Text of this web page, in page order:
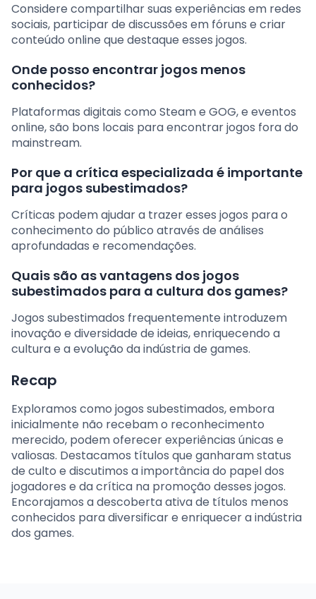
Considere compartilhar suas experiências em redes
sociais, participar de discussões em fóruns e criar
conteúdo online que destaque esses jogos.
Onde posso encontrar jogos menos
conhecidos?
Plataformas digitais como Steam e GOG, e eventos
online, são bons locais para encontrar jogos fora do
mainstream.
Por que a crítica especializada é importante
para jogos subestimados?
Críticas podem ajudar a trazer esses jogos para o
conhecimento do público através de análises
aprofundadas e recomendações.
Quais são as vantagens dos jogos
subestimados para a cultura dos games?
Jogos subestimados frequentemente introduzem
inovação e diversidade de ideias, enriquecendo a
cultura e a evolução da indústria de games.
Recap
Exploramos como jogos subestimados, embora
inicialmente não recebam o reconhecimento
merecido, podem oferecer experiências únicas e
valiosas. Destacamos títulos que ganharam status
de culto e discutimos a importância do papel dos
jogadores e da crítica na promoção desses jogos.
Encorajamos a descoberta ativa de títulos menos
conhecidos para diversificar e enriquecer a indústria
dos games.